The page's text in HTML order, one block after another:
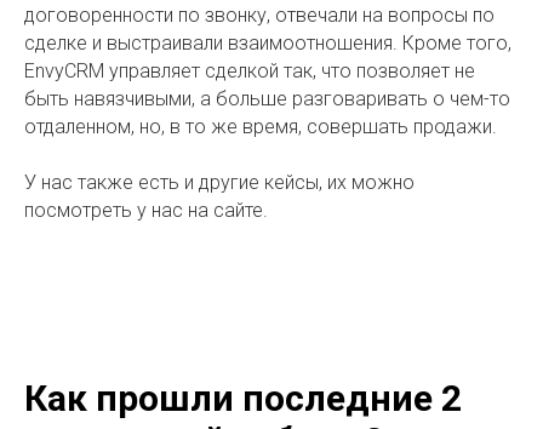
договоренности по звонку, отвечали на вопросы по
сделке и выстраивали взаимоотношения. Кроме того,
EnvyCRM управляет сделкой так, что позволяет не
быть навязчивыми, а больше разговаривать о чем-то
отдаленном, но, в то же время, совершать продажи.
У нас также есть и другие кейсы, их можно
посмотреть у нас на сайте.
Как прошли последние 2